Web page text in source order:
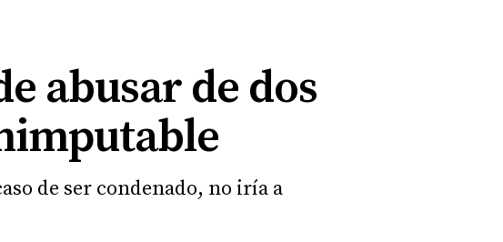
abusar de dos
de ser condenado, no iría a